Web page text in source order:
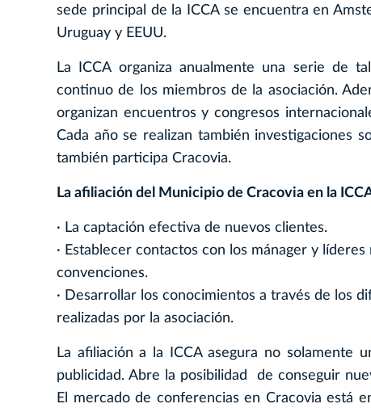
sede principal de la ICCA se encuentra en
Uruguay y EEUU.
La ICCA organiza anualmente una serie de
continuo de los miembros de la asociación.
organizan encuentros y congresos
Cada año se realizan también investigaciones
también participa Cracovia.
La afiliación del Municipio de Cracovia en la
· La captación efectiva de nuevos clientes.
· Establecer contactos con los mánager y
convenciones.
· Desarrollar los conocimientos a través de los
realizadas por la asociación.
La afiliación a la ICCA asegura no solamente
publicidad. Abre la posibilidad de conseguir
El mercado de conferencias en Cracovia está